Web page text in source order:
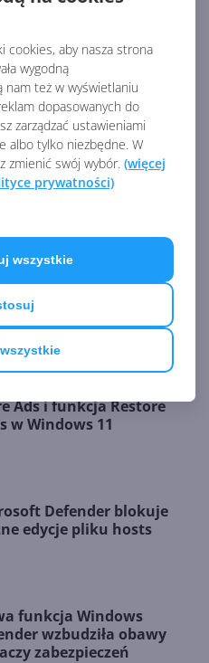
cookies, aby nasza strona
wygodną
nam też w wyświetlaniu
dopasowanych do
zarządzać ustawieniami
albo tylko niezbędne. W
zmienić swój wybór. (więcej
prywatności)
wszystkie
zakupów wewnątrz
serii Windows Bridge,
w ograniczonym
konwersję
Uniwersalną Platformę
phones-and-pc
ARTYKUŁY O
Ads i funkcja Restore
w Windows 11
Defender blokuje
edycje pliku hosts
funkcja Windows
wzbudziła obawy
zabezpieczeń